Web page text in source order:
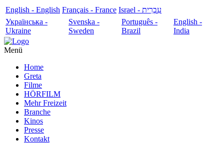
English - English Français - France
עִבְרִית - Israel
Українська -
Ukraine
Svenska -
Sweden
Português -
Brazil
English -
India
Menü
Home
Greta
Filme
HÖRFILM
Mehr Freizeit
Branche
Kinos
Presse
Kontakt